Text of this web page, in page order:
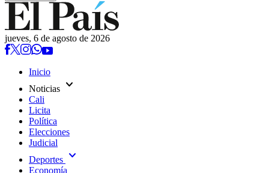
jueves, 6 de agosto de 2026
Inicio
Noticias expand_more
Cali
Licita
Política
Elecciones
Judicial
Deportes expand_more
Economía